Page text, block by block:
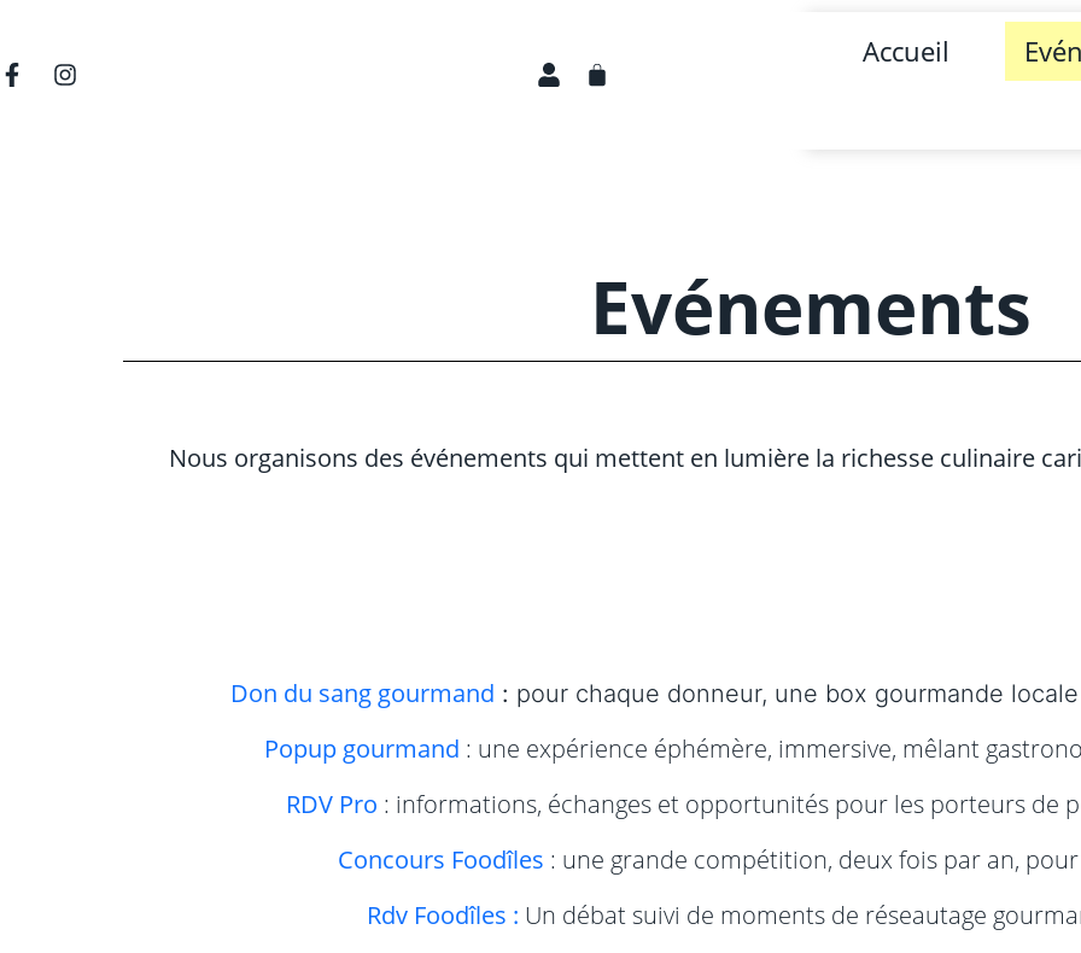
Accueil
Evénements
Nous organisons des événements qui mettent en lumière la richesse culinaire
Don du sang gourmand : pour chaque donneur, une box gourmande
Popup gourmand : une expérience éphémère, immersive, mêlant
RDV Pro : informations, échanges et opportunités pour les porteurs de
Concours Foodîles : une grande compétition, deux fois par an,
Rdv Foodîles : Un débat suivi de moments de réseautage